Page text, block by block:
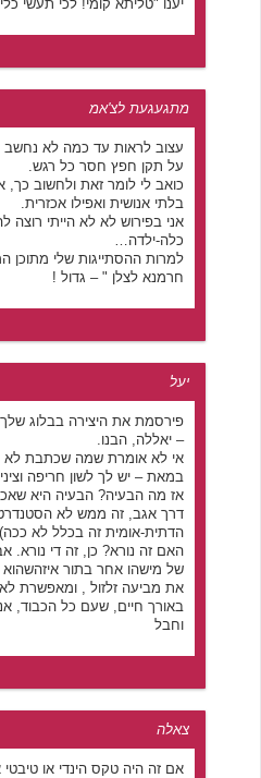
יענו "טליתא קומי! לכי תעשי
מתגעגעת לצ'אמ
עצוב לראות עד כמה לא נחשב
על תקן חפץ חסר כל רגש.
כואב לי לומר זאת ולחשוב כך,
בלתי אנושית ואפילו אכזרית.
אני בפירוש לא לא הייתי רוצה
כלה-ילדה…
למרות ההסתייגות שלי מתוכן
חרמנא לצלן " – גדול !
יעל
פירסמת את היצירה בבלוג
– יאללה, הבנו.
אי לא אומרת שמה שכתבת לא
במאת – יש לך לשון חריפה
אז מה הבעיה? הבעיה היא
דרך אגב, זה ממש לא
הדתית-אומית זה בכלל לא
האם זה נורא? כן, זה די
את מביעה זלזול , ומאפשרת
באורך חיים, שעם כל הכבוד,
וחבל
צאלה
אם זה היה טקס הינדי או